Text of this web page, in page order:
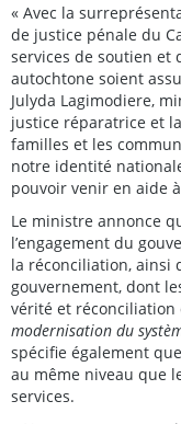
« Avec la
de justice pénale du
services de soutien et
autochtone soient
Julyda Lagimodiere,
justice réparatrice et
familles et les
notre identité
pouvoir venir en aide
Le ministre annonce
l’engagement du
la réconciliation, ainsi
gouvernement, dont
vérité et réconciliation
modernisation du
spécifie également
au même niveau que
services.